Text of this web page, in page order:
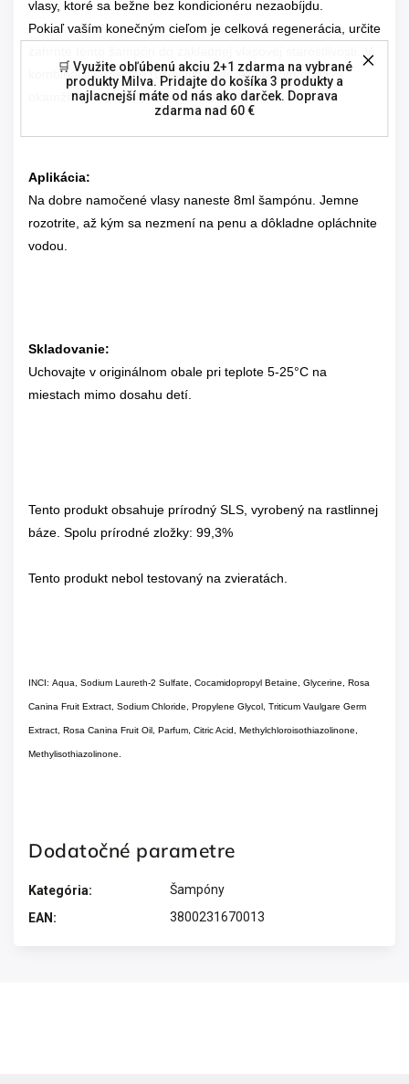
🛒 Využite obľúbenú akciu 2+1 zdarma na vybrané
produkty Milva. Pridajte do košíka 3 produkty a
najlacnejší máte od nás ako darček. Doprava
zdarma nad 60 €
vlasy, ktoré sa bežne bez kondicionéru nezaobíjdu.
Pokiaľ vaším konečným cieľom je celková regenerácia, určite
kombinácii so sériou ružových vodičiek vlasom dodáva
okamžite lesk, hebkosť a pružnosť.
Aplikácia:
Na dobre namočené vlasy naneste 8ml šampónu. Jemne
rozotrite, až kým sa nezmení na penu a dôkladne opláchnite
vodou.
Skladovanie:
Uchovajte v originálnom obale pri teplote 5-25°C na
miestach mimo dosahu detí.
Tento produkt obsahuje prírodný SLS, vyrobený na rastlinnej
báze. Spolu prírodné zložky: 99,3%
Tento produkt nebol testovaný na zvieratách.
INCI: Aqua, Sodium Laureth-2 Sulfate, Cocamidopropyl Betaine, Glycerine, Rosa
Canina Fruit Extract, Sodium Chloride, Propylene Glycol, Triticum Vaulgare Germ
Extract, Rosa Canina Fruit Oil, Parfum, Citric Acid, Methylchloroisothiazolinone,
Methylisothiazolinone.
Dodatočné parametre
Kategória:
Šampóny
EAN : 3800231670013